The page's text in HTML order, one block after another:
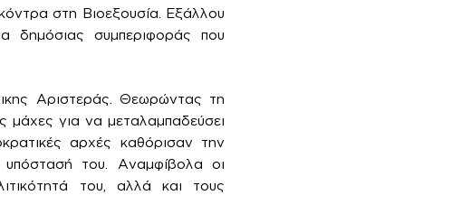
στη Βιοεξουσία. Εξάλλου
δημόσιας συμπεριφοράς που
Αριστεράς. Θεωρώντας τη
μάχες για να μεταλαμπαδεύσει
αρχές καθόρισαν την
του. Αναμφίβολα οι
του, αλλά και τους